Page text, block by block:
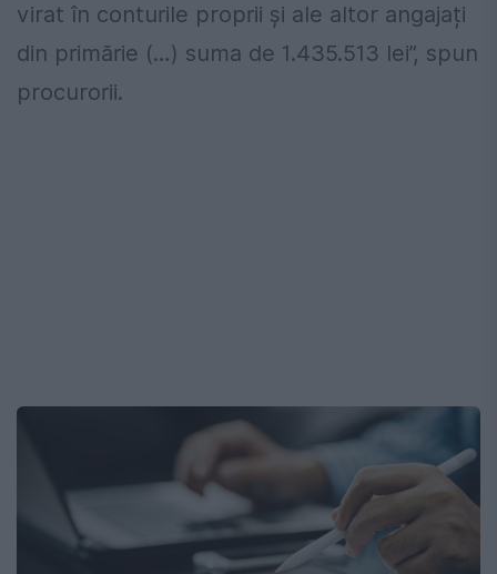
virat în conturile proprii și ale altor angajați
din primărie (…) suma de 1.435.513 lei”, spun
procurorii.